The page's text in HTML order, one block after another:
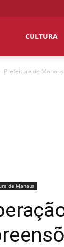
CULTURA
Prefeitura de Manaus
de Manaus